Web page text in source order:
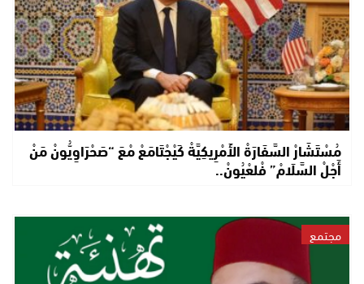
مُسْتَشَارْ السَّفَارَةْ الأَمْرِيكِيَّةْ كَيْجْتَامَعْ مْعَ “صَحْرَاوِيُّونْ مَنْ
أَجْلْ السَّلَامْ” فْلعْيُونْ..
مجتمع